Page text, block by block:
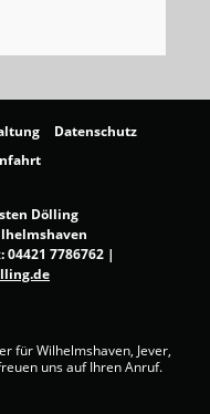
Datenschutz
Dölling
04421 7786762 |
für Wilhelmshaven, Jever,
uns auf Ihren Anruf.